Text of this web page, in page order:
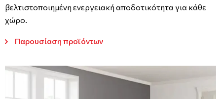
βελτιστοποιημένη ενεργειακή αποδοτικότητα για κάθε
χώρο.
Παρουσίαση προϊόντων